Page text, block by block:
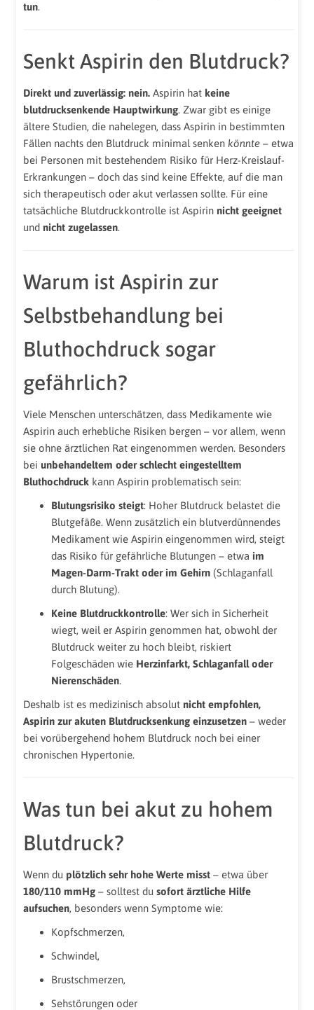
tun.
Senkt Aspirin den Blutdruck?
Direkt und zuverlässig: nein. Aspirin hat keine
blutdrucksenkende Hauptwirkung. Zwar gibt es einige
ältere Studien, die nahelegen, dass Aspirin in bestimmten
Fällen nachts den Blutdruck minimal senken könnte – etwa
bei Personen mit bestehendem Risiko für Herz-Kreislauf-
Erkrankungen – doch das sind keine Effekte, auf die man
sich therapeutisch oder akut verlassen sollte. Für eine
tatsächliche Blutdruckkontrolle ist Aspirin nicht geeignet
und nicht zugelassen.
Warum ist Aspirin zur
Selbstbehandlung bei
Bluthochdruck sogar
gefährlich?
Viele Menschen unterschätzen, dass Medikamente wie
Aspirin auch erhebliche Risiken bergen – vor allem, wenn
sie ohne ärztlichen Rat eingenommen werden. Besonders
bei unbehandeltem oder schlecht eingestelltem
Bluthochdruck kann Aspirin problematisch sein:
Blutungsrisiko steigt: Hoher Blutdruck belastet die
Blutgefäße. Wenn zusätzlich ein blutverdünnendes
Medikament wie Aspirin eingenommen wird, steigt
das Risiko für gefährliche Blutungen – etwa im
Magen-Darm-Trakt oder im Gehirn (Schlaganfall
durch Blutung).
Keine Blutdruckkontrolle: Wer sich in Sicherheit
wiegt, weil er Aspirin genommen hat, obwohl der
Blutdruck weiter zu hoch bleibt, riskiert
Folgeschäden wie Herzinfarkt, Schlaganfall oder
Nierenschäden.
Deshalb ist es medizinisch absolut nicht empfohlen,
Aspirin zur akuten Blutdrucksenkung einzusetzen – weder
bei vorübergehend hohem Blutdruck noch bei einer
chronischen Hypertonie.
Was tun bei akut zu hohem
Blutdruck?
Wenn du plötzlich sehr hohe Werte misst – etwa über
180/110 mmHg – solltest du sofort ärztliche Hilfe
aufsuchen, besonders wenn Symptome wie:
Kopfschmerzen,
Schwindel,
Brustschmerzen,
Sehstörungen oder